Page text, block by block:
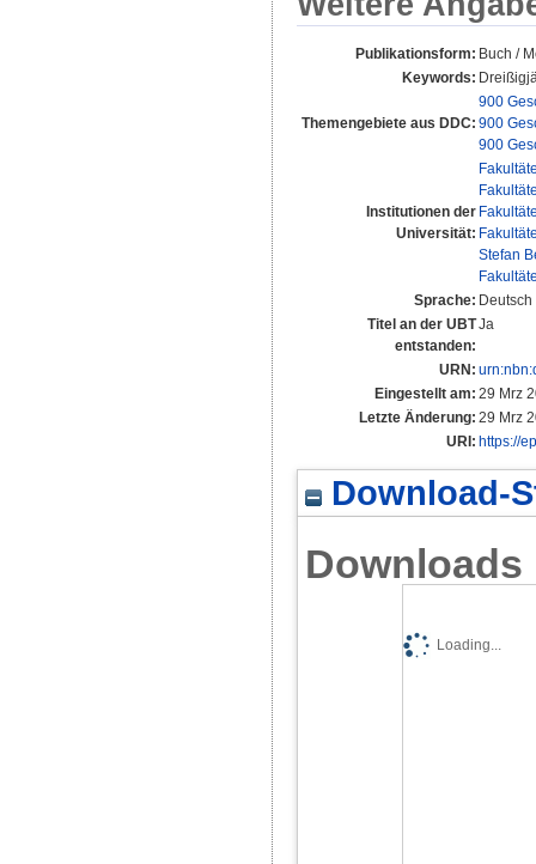
Publikationsform: Buch /
Keywords:
Themengebiete aus DDC:
900
900
900
Institutionen der
Universität:
Stefan
Sprache: Deutsch
Titel an der UBT
entstanden:
Ja
URN:
Eingestellt am: 29 Mrz
Letzte Änderung: 29 Mrz
URI: https://
Download-
Downloads
Loading...